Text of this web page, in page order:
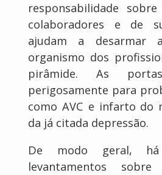
responsabilidade
colaboradores e de
ajudam a desarmar
organismo dos
pirâmide. As
perigosamente para
como AVC e infarto do
da já citada depressão.
De modo geral,
levantamentos